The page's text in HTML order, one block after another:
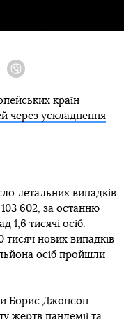
країн
через ускладнення
летальних випадків
602, за останню
1,6 тисячі осіб.
нових випадків
осіб пройшли
Борис Джонсон
жертв пандемії та